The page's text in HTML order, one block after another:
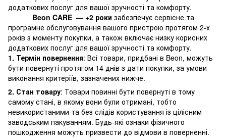
додаткових послуг для вашої зручності та комфорту.
Beon CARE — +2 роки забезпечує сервісне та
програмне обслуговування вашого пристрою протягом 2-х
років з моменту покупки, а також включає низку корисних
додаткових послуг для вашої зручності та комфорту.
1. Термін повернення: Всі товари, придбані в Beon, можуть
бути повернуті протягом 14 днів з дати покупки, за умови
виконання критеріїв, зазначених нижче.
2. Стан товару: Товари повинні бути повернуті в тому
самому стані, в якому вони були отримані, тобто
невикористаними та без слідів користування із цілісним
заводським пакуванням. Будь-які ознаки фізичного
пошкодження можуть призвести до відмови в поверненні.